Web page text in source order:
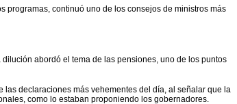
programas, continuó uno de los consejos de ministros más
abordó el tema de las pensiones, uno de los puntos
declaraciones más vehementes del día, al señalar que la
como lo estaban proponiendo los gobernadores.